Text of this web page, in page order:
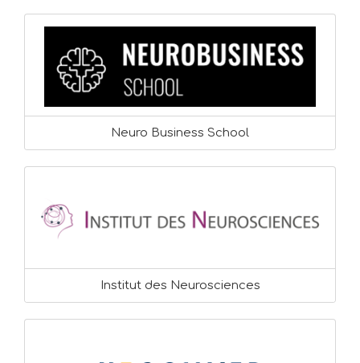
Neuro Business School
Institut des Neurosciences